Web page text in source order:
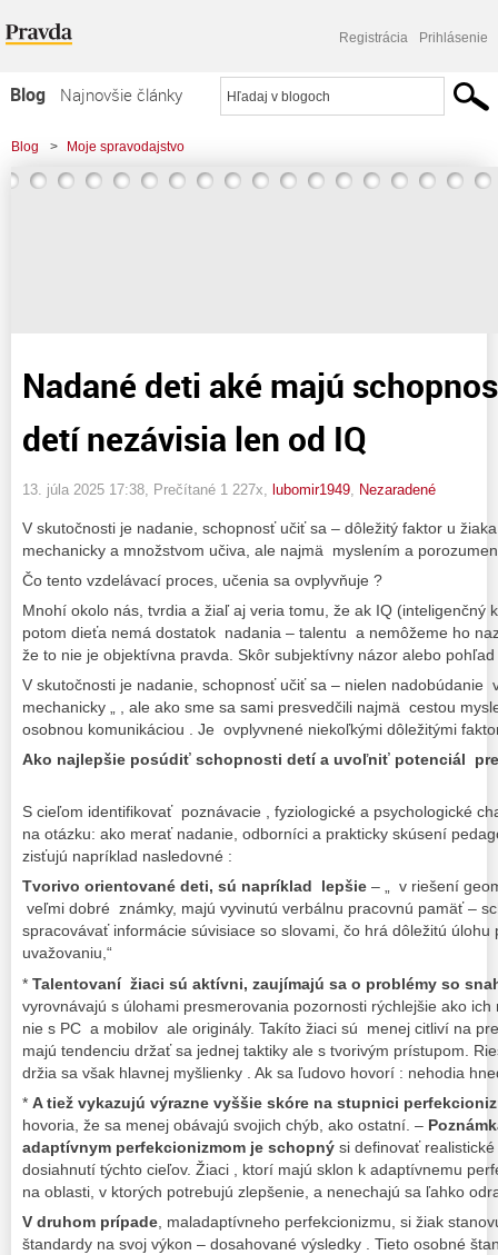
Registrácia Prihlásenie
Blog
Najnovšie články
Najčítanejšie články
Najkomentovanejšie články
Blog > Moje spravodajstvo
> Nadané deti aké majú schopnosti ? Schopnosti detí nezávisia len od IQ
Nadané deti aké majú
detí nezávisia len od IQ
13. júla 2025 17:38 , Prečítané 1 227x, lubomir1949 Nezaradené
V skutočnosti je nadanie, schopnosť učiť sa – dôležitý faktor u
mechanicky a množstvom učiva, ale najmä myslením a
Čo tento vzdelávací proces, učenia sa ovplyvňuje ?
Mnohí okolo nás, tvrdia a žiaľ aj veria tomu, že ak IQ (inteligenčný
potom dieťa nemá dostatok nadania – talentu a nemôžeme ho
že to nie je objektívna pravda. Skôr subjektívny názor alebo
V skutočnosti je nadanie, schopnosť učiť sa – nielen nadobúdanie
mechanicky „ , ale ako sme sa sami presvedčili najmä cestou
osobnou komunikáciou . Je ovplyvnené niekoľkými dôležitými
Ako najlepšie posúdiť schopnosti detí a uvoľniť potenciál
S cieľom identifikovať poznávacie , fyziologické a psychologické
na otázku: ako merať nadanie, odborníci a prakticky skúsení
zisťujú napríklad nasledovné :
Tvorivo orientované deti, sú napríklad lepšie – „ v riešení
veľmi dobré známky, majú vyvinutú verbálnu pracovnú pamäť –
spracovávať informácie súvisiace so slovami, čo hrá dôležitú
uvažovaniu,“
* Talentovaní žiaci sú aktívni, zaujímajú sa o problémy so
vyrovnávajú s úlohami presmerovania pozornosti rýchlejšie ako
nie s PC a mobilov ale originály. Takíto žiaci sú menej citliví na
majú tendenciu držať sa jednej taktiky ale s tvorivým prístupom.
držia sa však hlavnej myšlienky . Ak sa ľudovo hovorí : nehodia
* A tiež vykazujú výrazne vyššie skóre na stupnici
hovoria, že sa menej obávajú svojich chýb, ako ostatní. –
adaptívnym perfekcionizmom je schopný si definovať
dosiahnutí týchto cieľov. Žiaci , ktorí majú sklon k adaptívnemu
na oblasti, v ktorých potrebujú zlepšenie, a nenechajú sa ľahko
V druhom prípade , maladaptívneho perfekcionizmu, si žiak
štandardy na svoj výkon – dosahované výsledky . Tieto osobné